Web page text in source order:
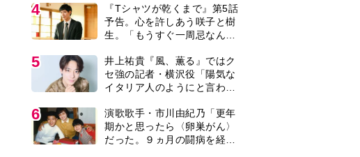
4
『Tシャツが乾くまで』第5話
予告。心を許しあう咲子と樹
生。「もうすぐ一周忌なんで
レあり＞
5
井上祐貴『風、薫る』ではク
セ強の記者・横沢役「陽気な
イタリア人のようにと言われ
6
演歌歌手・市川由紀乃「更年
期かと思ったら〈卵巣がん〉
だった。９ヵ月の闘病を経て